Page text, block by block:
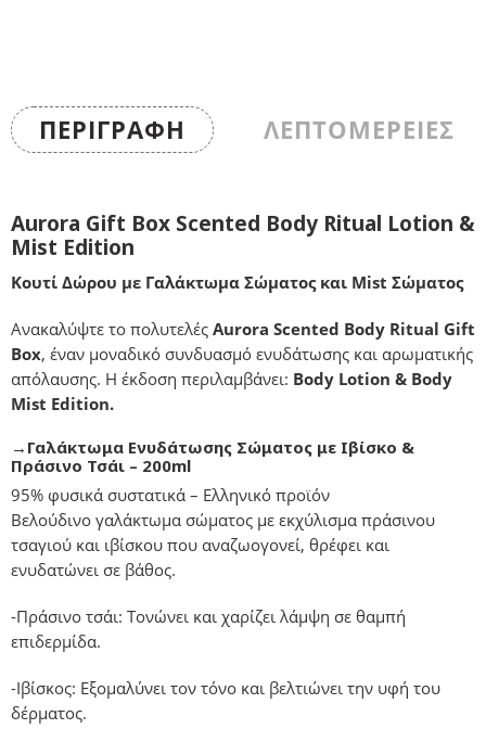
ΠΕΡΙΓΡΑΦΉ ΛΕΠΤΟΜΕΡΕΙΕΣ
Aurora Gift Box Scented Body Ritual Lotion &
Mist Edition
Κουτί Δώρου με Γαλάκτωμα Σώματος και Mist Σώματος
Ανακαλύψτε το πολυτελές Aurora Scented Body Ritual Gift
Box, έναν μοναδικό συνδυασμό ενυδάτωσης και αρωματικής
απόλαυσης. Η έκδοση περιλαμβάνει: Body Lotion & Body
Mist Edition.
→Γαλάκτωμα Ενυδάτωσης Σώματος με Ιβίσκο &
Πράσινο Τσάι – 200ml
95% φυσικά συστατικά – Ελληνικό προϊόν
Βελούδινο γαλάκτωμα σώματος με εκχύλισμα πράσινου
τσαγιού και ιβίσκου που αναζωογονεί, θρέφει και
ενυδατώνει σε βάθος.
-Πράσινο τσάι: Τονώνει και χαρίζει λάμψη σε θαμπή
επιδερμίδα.
-Ιβίσκος: Εξομαλύνει τον τόνο και βελτιώνει την υφή του
δέρματος.